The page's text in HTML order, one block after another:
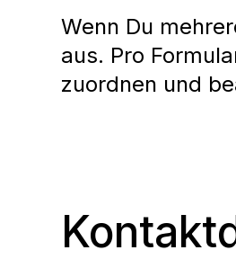
Wenn Du
aus. Pro
zuordnen und